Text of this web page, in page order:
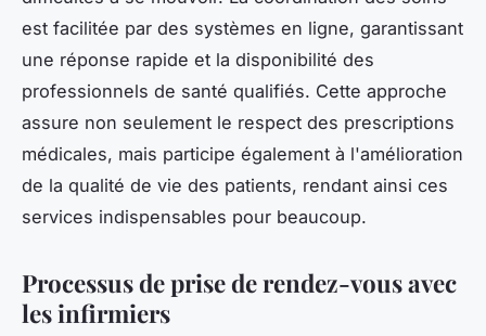
est facilitée par des systèmes en ligne, garantissant
une réponse rapide et la disponibilité des
professionnels de santé qualifiés. Cette approche
assure non seulement le respect des prescriptions
médicales, mais participe également à l'amélioration
de la qualité de vie des patients, rendant ainsi ces
services indispensables pour beaucoup.
Processus de prise de rendez-vous avec
les infirmiers